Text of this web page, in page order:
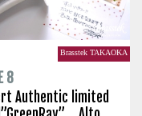
Brasstek TAKAOKA
8
Authentic limited